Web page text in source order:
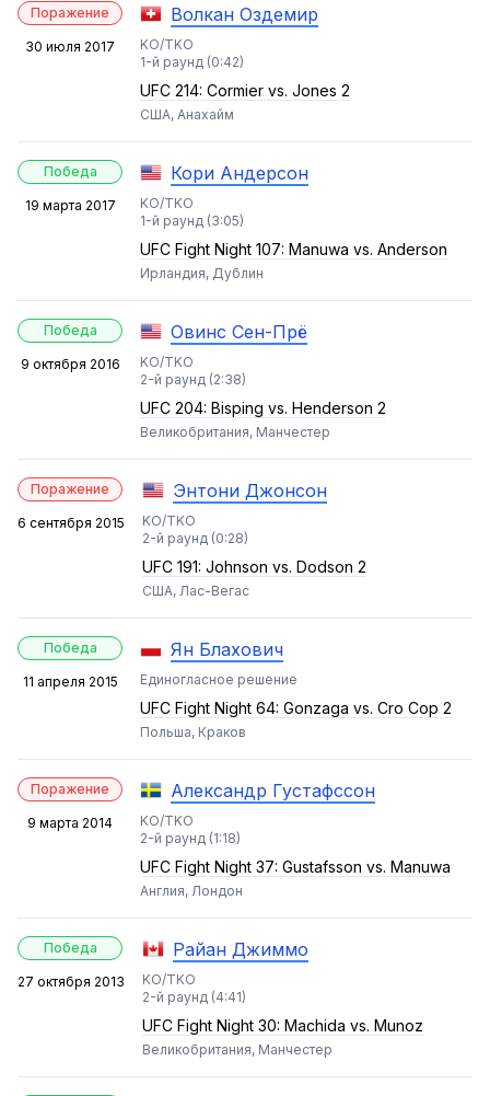
Поражение
30 июля 2017
Волкан Оздемир
KO/TKO
1-й раунд (0:42)
UFC 214: Cormier vs. Jones 2
США, Анахайм
Победа
19 марта 2017
Кори Андерсон
KO/TKO
1-й раунд (3:05)
UFC Fight Night 107: Manuwa vs. Anderson
Ирландия, Дублин
Победа
9 октября 2016
Овинс Сен-Прё
KO/TKO
2-й раунд (2:38)
UFC 204: Bisping vs. Henderson 2
Великобритания, Манчестер
Поражение
6 сентября 2015
Энтони Джонсон
KO/TKO
2-й раунд (0:28)
UFC 191: Johnson vs. Dodson 2
США, Лас-Вегас
Победа
11 апреля 2015
Ян Блахович
Единогласное решение
UFC Fight Night 64: Gonzaga vs. Cro Cop 2
Польша, Краков
Поражение
9 марта 2014
Александр Густафссон
KO/TKO
2-й раунд (1:18)
UFC Fight Night 37: Gustafsson vs. Manuwa
Англия, Лондон
Победа
27 октября 2013
Райан Джиммо
KO/TKO
2-й раунд (4:41)
UFC Fight Night 30: Machida vs. Munoz
Великобритания, Манчестер